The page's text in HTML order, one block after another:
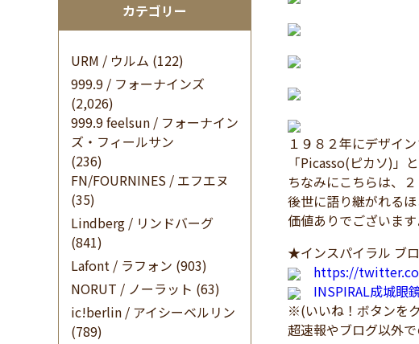
カテゴリー
URM / ウルム (122)
999.9 / フォーナインズ
(2,026)
999.9 feelsun / フォーナイン
ズ・フィールサン
(236)
FN/FOURNINES / エフエヌ
(35)
Lindberg / リンドバーグ
(841)
Lafont / ラフォン (903)
NORUT / ノーラット (63)
ic!berlin / アイシーベルリン
(789)
１９８２年にデザイ
「Picasso(ピカソ)」
ちなみにこちらは、
後世に語り継がれる
価値ありでございます
★インスパイラル ブ
https://
INSPIRAL成城眼
※(いいね！ボタンを
超速報やブログ以外